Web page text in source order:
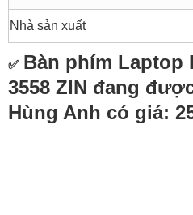
Nhà sản xuất
✅ Bàn phím Laptop
3558 ZIN đang
Hùng Anh có giá: